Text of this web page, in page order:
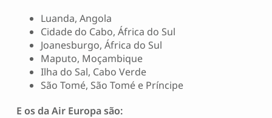
Luanda, Angola
Cidade do Cabo, África do Sul
Joanesburgo, África do Sul
Maputo, Moçambique
Ilha do Sal, Cabo Verde
São Tomé, São Tomé e Príncipe
E os da Air Europa são: